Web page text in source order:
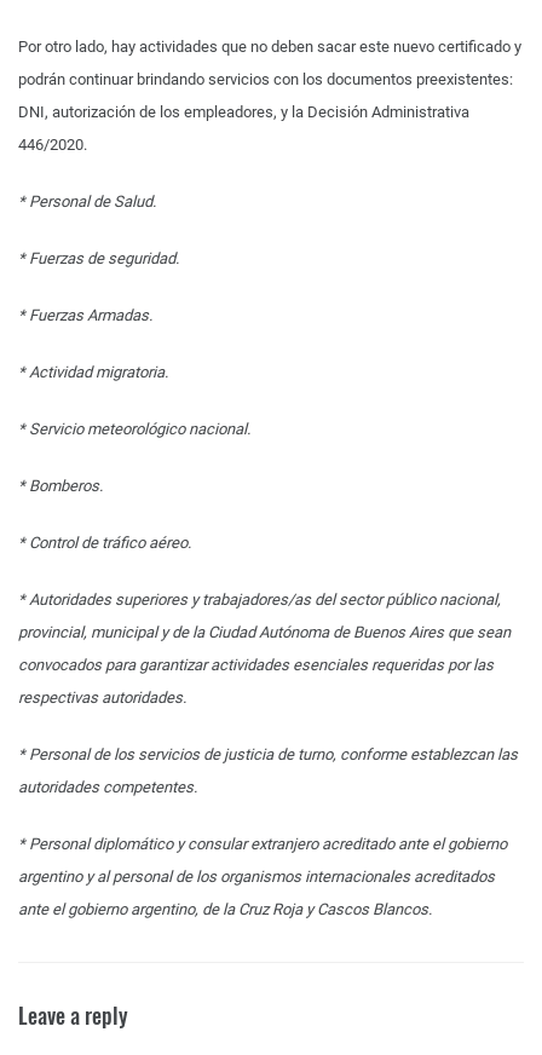
Por otro lado, hay actividades que no deben sacar este nuevo certificado y
podrán continuar brindando servicios con los documentos preexistentes:
DNI, autorización de los empleadores, y la Decisión Administrativa
446/2020.
* Personal de Salud.
* Fuerzas de seguridad.
* Fuerzas Armadas.
* Actividad migratoria.
* Servicio meteorológico nacional.
* Bomberos.
* Control de tráfico aéreo.
* Autoridades superiores y trabajadores/as del sector público nacional,
provincial, municipal y de la Ciudad Autónoma de Buenos Aires que sean
convocados para garantizar actividades esenciales requeridas por las
respectivas autoridades.
* Personal de los servicios de justicia de turno, conforme establezcan las
autoridades competentes.
* Personal diplomático y consular extranjero acreditado ante el gobierno
argentino y al personal de los organismos internacionales acreditados
ante el gobierno argentino, de la Cruz Roja y Cascos Blancos.
Leave a reply